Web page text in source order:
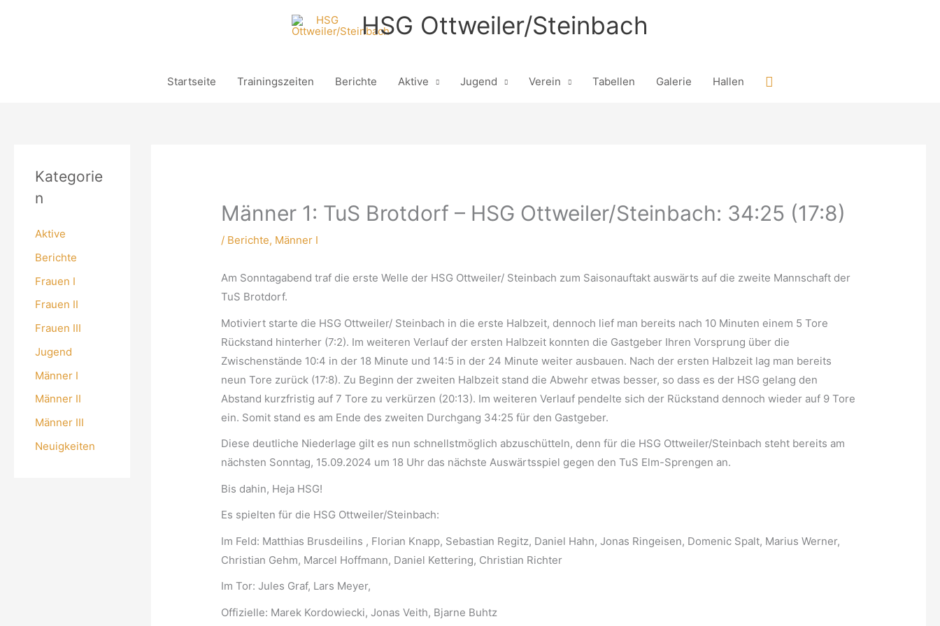
HSG Ottweiler/Steinbach
Startseite Trainingszeiten Berichte Aktive Jugend Verein Tabellen Galerie Hallen Suchen
Kategorie
n
Aktive
Berichte
Frauen I
Frauen II
Frauen III
Jugend
Männer I
Männer II
Männer III
Neuigkeiten
Männer 1: TuS Brotdorf – HSG Ottweiler/Steinbach: 34:25 (17:8)
/ Berichte, Männer I
Am Sonntagabend traf die erste Welle der HSG Ottweiler/ Steinbach zum Saisonauftakt auswärts auf die zweite Mannschaft der
TuS Brotdorf.
Motiviert starte die HSG Ottweiler/ Steinbach in die erste Halbzeit, dennoch lief man bereits nach 10 Minuten einem 5 Tore
Rückstand hinterher (7:2). Im weiteren Verlauf der ersten Halbzeit konnten die Gastgeber Ihren Vorsprung über die
Zwischenstände 10:4 in der 18 Minute und 14:5 in der 24 Minute weiter ausbauen. Nach der ersten Halbzeit lag man bereits
neun Tore zurück (17:8). Zu Beginn der zweiten Halbzeit stand die Abwehr etwas besser, so dass es der HSG gelang den
Abstand kurzfristig auf 7 Tore zu verkürzen (20:13). Im weiteren Verlauf pendelte sich der Rückstand dennoch wieder auf 9 Tore
ein. Somit stand es am Ende des zweiten Durchgang 34:25 für den Gastgeber.
Diese deutliche Niederlage gilt es nun schnellstmöglich abzuschütteln, denn für die HSG Ottweiler/Steinbach steht bereits am
nächsten Sonntag, 15.09.2024 um 18 Uhr das nächste Auswärtsspiel gegen den TuS Elm-Sprengen an.
Bis dahin, Heja HSG!
Es spielten für die HSG Ottweiler/Steinbach:
Im Feld: Matthias Brusdeilins , Florian Knapp, Sebastian Regitz, Daniel Hahn, Jonas Ringeisen, Domenic Spalt, Marius Werner,
Christian Gehm, Marcel Hoffmann, Daniel Kettering, Christian Richter
Im Tor: Jules Graf, Lars Meyer,
Offizielle: Marek Kordowiecki, Jonas Veith, Bjarne Buhtz